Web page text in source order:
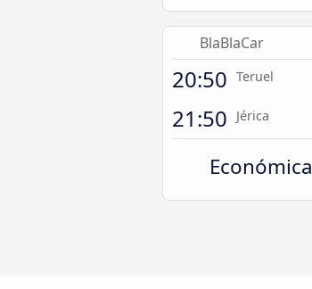
BlaBlaCar
20:50 Teruel
21:50 Jérica
Económica